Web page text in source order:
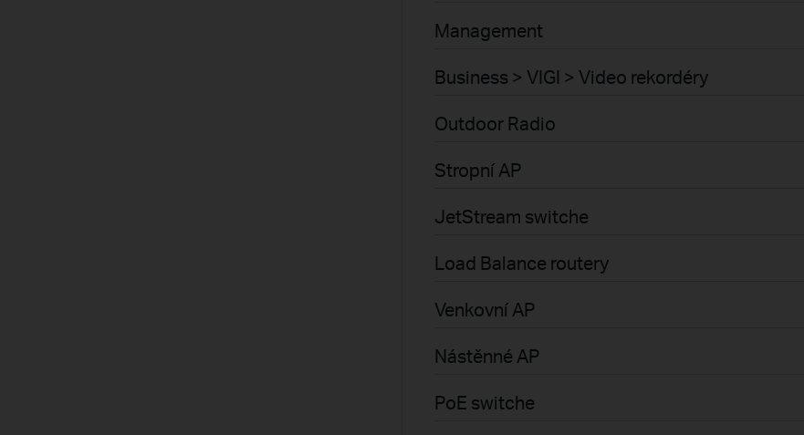
Management
Business > VIGI > Video rekordéry
Outdoor Radio
Stropní AP
JetStream switche
Load Balance routery
Venkovní AP
Nástěnné AP
PoE switche